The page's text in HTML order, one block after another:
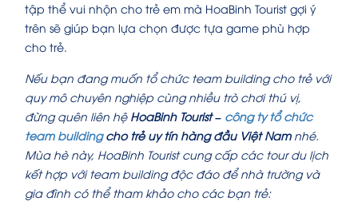
tập thể vui nhộn cho trẻ em mà HoaBinh Tourist gợi ý
trên sẽ giúp bạn lựa chọn được tựa game phù hợp
cho trẻ.
Nếu bạn đang muốn tổ chức team building cho trẻ với
quy mô chuyên nghiệp cùng nhiều trò chơi thú vị,
đừng quên liên hệ HoaBinh Tourist – công ty tổ chức
team buildingcho trẻ uy tín hàng đầu Việt Namnhé.
Mùa hè này, HoaBinh Tourist cung cấp các tour du lịch
kết hợp với team building độc đáo để nhà trường và
gia đình có thể tham khảo cho các bạn trẻ: